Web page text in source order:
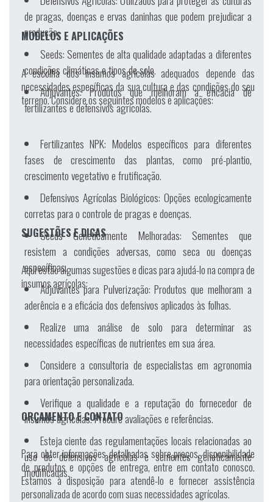
de pragas, doenças e ervas daninhas que podem prejudicar a
produção.
Seeds:Sementes de alta qualidade adaptadas a diferentes
condições climáticas e tipos de solo.
Adjuvantes:Produtos que melhoram a eficácia de
fertilizantes e defensivos agrícolas.
MODELOS E APLICAÇÕES
A escolha dos insumos agrícolas adequados depende das
necessidades específicas da sua cultura e das condições do seu
terreno. Considere os seguintes modelos e aplicações:
Fertilizantes NPK: Modelos específicos para diferentes
fases de crescimento das plantas, como pré-plantio,
crescimento vegetativo e frutificação.
Defensivos Agrícolas Biológicos: Opções ecologicamente
corretas para o controle de pragas e doenças.
Seeds Geneticamente Melhoradas: Sementes que
resistem a condições adversas, como seca ou doenças
específicas.
Adjuvantes para Pulverização: Produtos que melhoram a
aderência e a eficácia dos defensivos aplicados às folhas.
SUGESTÕES E DICAS
Aqui estão algumas sugestões e dicas para ajudá-lo na compra de
insumos agrícolas:
Realize uma análise de solo para determinar as
necessidades específicas de nutrientes em sua área.
Considere a consultoria de especialistas em agronomia
para orientação personalizada.
Verifique a qualidade e a reputação do fornecedor de
insumos agrícolas. Procure avaliações e referências.
Esteja ciente das regulamentações locais relacionadas ao
uso de defensivos agrícolas e sementes geneticamente
modificadas.
ORÇAMENTO E CONTATO
Para obter informações detalhadas sobre preços, disponibilidade
de produtos e opções de entrega, entre em contato conosco.
Estamos à disposição para atendê-lo e fornecer assistência
personalizada de acordo com suas necessidades agrícolas.